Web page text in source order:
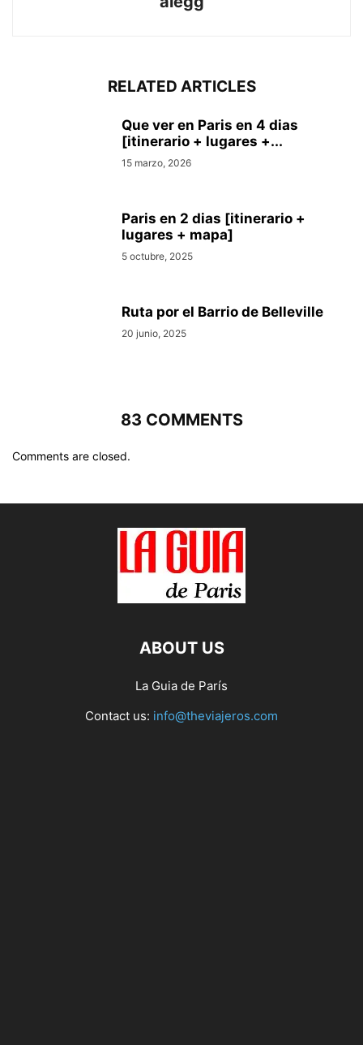
RELATED ARTICLES
Que ver en Pari­s en 4 di­as
[itinerario + lugares +...
15 marzo, 2026
Paris en 2 dias [itinerario +
lugares + mapa]
5 octubre, 2025
Ruta por el Barrio de Belleville
20 junio, 2025
83 COMMENTS
Comments are closed.
ABOUT US
La Guia de París
Contact us: info@theviajeros.com